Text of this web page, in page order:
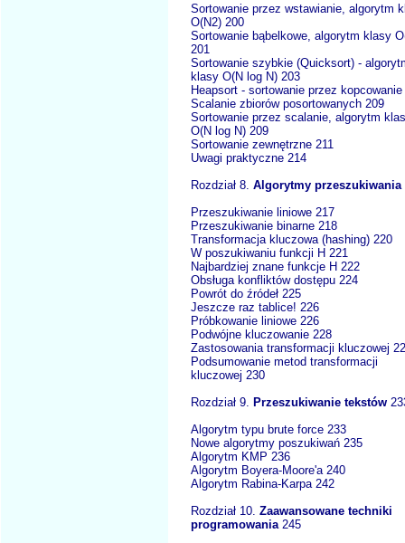
Sortowanie przez wstawianie, algorytm
O(N2) 200
Sortowanie bąbelkowe, algorytm klasy
201
Sortowanie szybkie (Quicksort) -
klasy O(N log N) 203
Heapsort - sortowanie przez kopcowanie
Scalanie zbiorów posortowanych 209
Sortowanie przez scalanie, algorytm
O(N log N) 209
Sortowanie zewnętrzne 211
Uwagi praktyczne 214
Rozdział 8. Algorytmy przeszukiwania
Przeszukiwanie liniowe 217
Przeszukiwanie binarne 218
Transformacja kluczowa (hashing) 220
W poszukiwaniu funkcji H 221
Najbardziej znane funkcje H 222
Obsługa konfliktów dostępu 224
Powrót do źródeł 225
Jeszcze raz tablice! 226
Próbkowanie liniowe 226
Podwójne kluczowanie 228
Zastosowania transformacji kluczowej
Podsumowanie metod transformacji
kluczowej 230
Rozdział 9.
Przeszukiwanie tekstów
Algorytm typu brute force 233
Nowe algorytmy poszukiwań 235
Algorytm KMP 236
Algorytm Boyera-Moore'a 240
Algorytm Rabina-Karpa 242
Rozdział 10. Zaawansowane techniki
programowania 245